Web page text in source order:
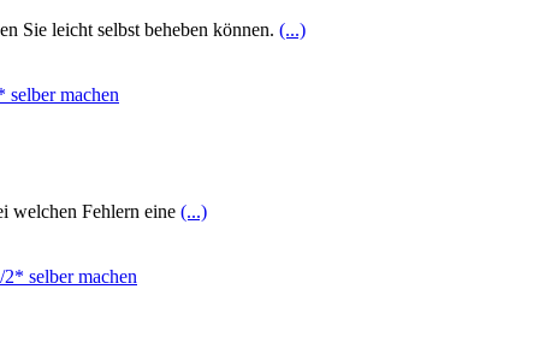
Sie leicht selbst beheben können. (...)
welchen Fehlern eine (...)